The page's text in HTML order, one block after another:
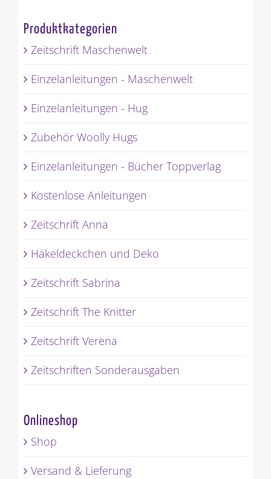
Produktkategorien
Zeitschrift Maschenwelt
Einzelanleitungen - Maschenwelt
Einzelanleitungen - Hug
Zubehör Woolly Hugs
Einzelanleitungen - Bücher Toppverlag
Kostenlose Anleitungen
Zeitschrift Anna
Häkeldeckchen und Deko
Zeitschrift Sabrina
Zeitschrift The Knitter
Zeitschrift Verena
Zeitschriften Sonderausgaben
Onlineshop
Shop
Versand & Lieferung